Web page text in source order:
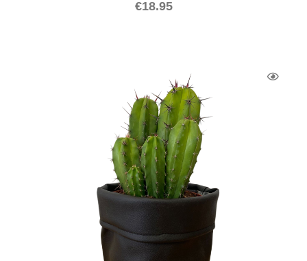
€18.95